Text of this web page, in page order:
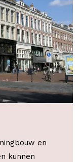
en
kunnen